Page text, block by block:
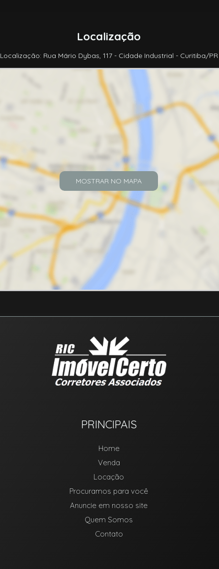
Localização
Localização: Rua Mário Dybas, 117 - Cidade Industrial - Curitiba/PR
MOSTRAR NO MAPA
PRINCIPAIS
Home
Venda
Locação
Procuramos para você
Anuncie em nosso site
Quem Somos
Contato